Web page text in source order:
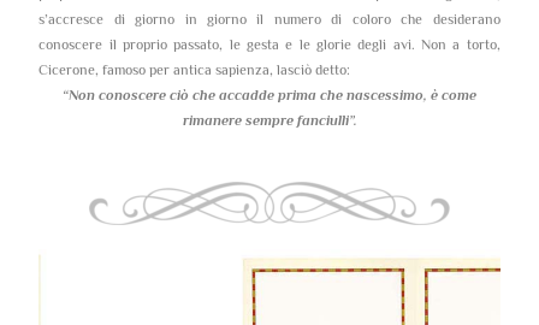
s’accresce di giorno in giorno il numero di coloro che desiderano
conoscere il proprio passato, le gesta e le glorie degli avi. Non a torto,
Cicerone, famoso per antica sapienza, lasciò detto:
“Non conoscere ciò che accadde prima che nascessimo, è come
rimanere sempre fanciulli”.